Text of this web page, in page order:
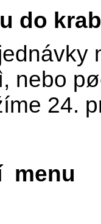
do
nebo
24.
menu